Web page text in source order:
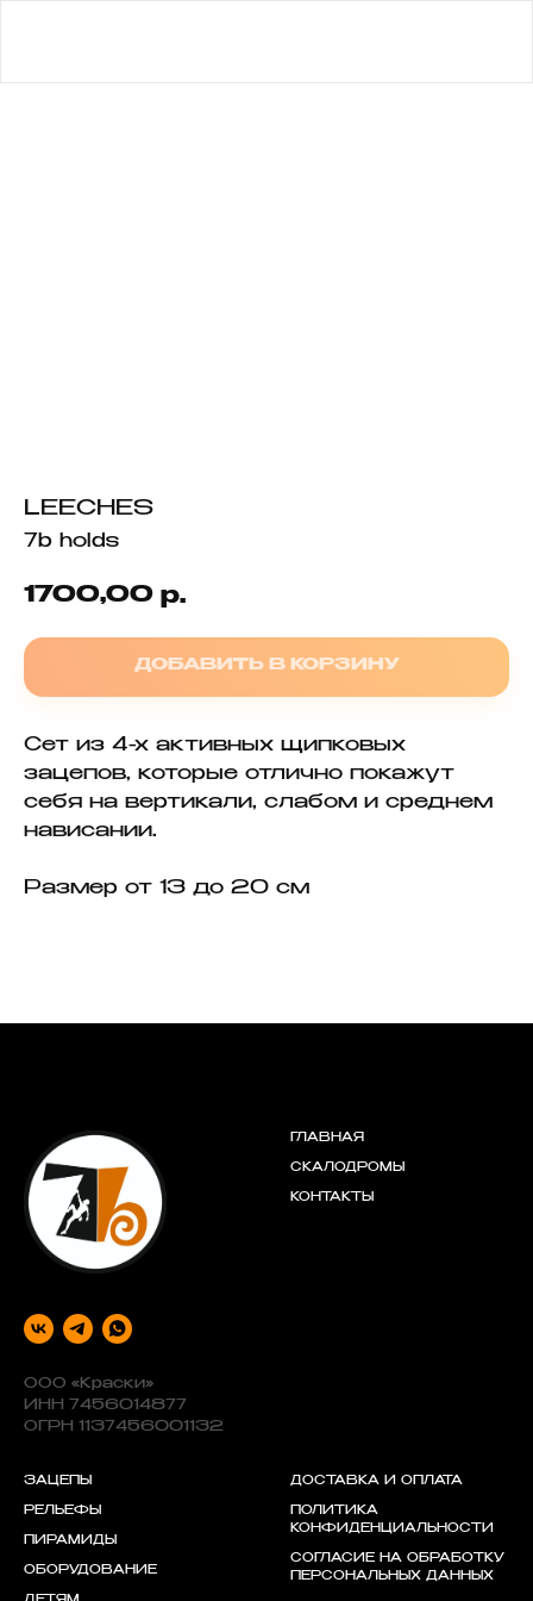
LEECHES
7b holds
1700,00 р.
ДОБАВИТЬ В КОРЗИНУ
Сет из 4-х активных щипковых
зацепов, которые отлично покажут
себя на вертикали, слабом и среднем
нависании.
Размер от 13 до 20 см
ООО «Краски»
ИНН 7456014877
ОГРН 1137456001132
ГЛАВНАЯ
СКАЛОДРОМЫ
КОНТАКТЫ
ЗАЦЕПЫ
РЕЛЬЕФЫ
ПИРАМИДЫ
ОБОРУДОВАНИЕ
ДОСТАВКА И ОПЛАТА
ПОЛИТИКА
КОНФИДЕНЦИАЛЬНОСТИ
СОГЛАСИЕ НА ОБРАБОТКУ
ПЕРСОНАЛЬНЫХ ДАННЫХ